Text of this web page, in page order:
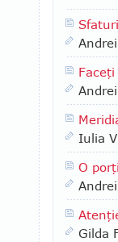
Iulia
O
Gilda